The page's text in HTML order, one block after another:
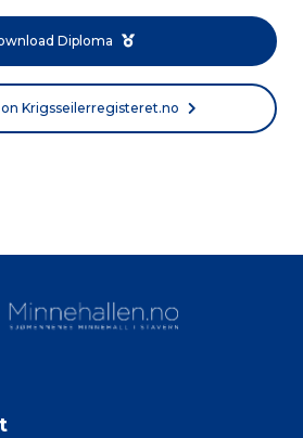
Diploma
Krigsseilerregisteret.no